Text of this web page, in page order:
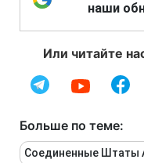
наши
Или читайте
Больше по теме:
Соединенные Штаты